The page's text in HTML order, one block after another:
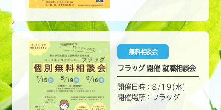
無料相談会
フラッグ 開催 就職相談会
開催日時：8/19(水)
開催場所：フラッグ